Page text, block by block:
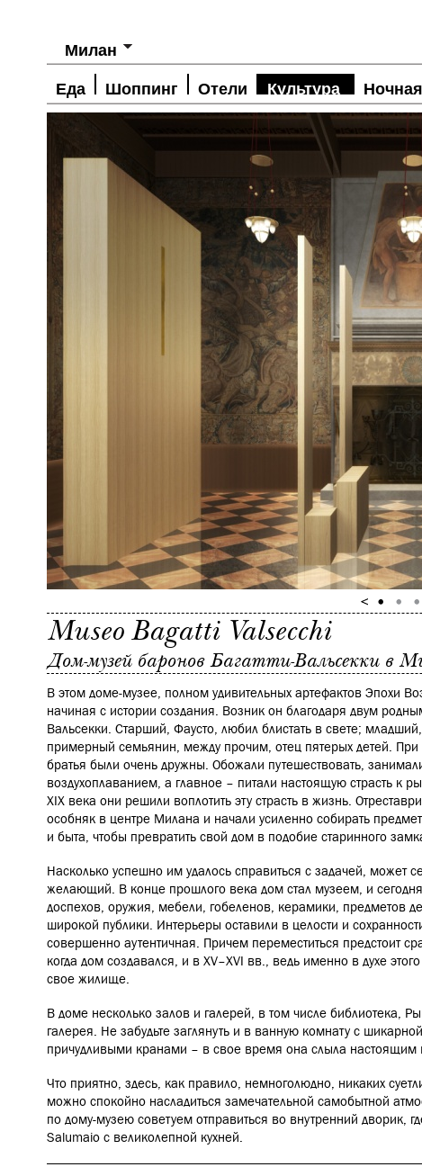
Милан
Еда Шоппинг Отели Культура
Museo Bagatti Valsecchi
Дом-музей баронов Багатти-Вальсекки в
В этом доме-музее, полном удивительных артефактов Эпохи
начиная с истории создания. Возник он благодаря двум
Вальсекки. Старший, Фаусто, любил блистать в свете;
примерный семьянин, между прочим, отец пятерых детей. При
братья были очень дружны. Обожали путешествовать,
воздухоплаванием, а главное – питали настоящую страсть к
XIX века они решили воплотить эту страсть в жизнь.
особняк в центре Милана и начали усиленно собирать
и быта, чтобы превратить свой дом в подобие старинного
Насколько успешно им удалось справиться с задачей, может
желающий. В конце прошлого века дом стал музеем, и
доспехов, оружия, мебели, гобеленов, керамики, предметов
широкой публики. Интерьеры оставили в целости и
совершенно аутентичная. Причем переместиться предстоит
когда дом создавался, и в XV–XVI вв., ведь именно в духе
свое жилище.
В доме несколько залов и галерей, в том числе библиотека,
галерея. Не забудьте заглянуть и в ванную комнату с
причудливыми кранами – в свое время она слыла настоящим
Что приятно, здесь, как правило, немноголюдно, никаких
можно спокойно насладиться замечательной самобытной
по дому-музею советуем отправиться во внутренний дворик,
Salumaio с великолепной кухней.